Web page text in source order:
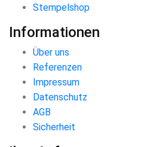
Stempelshop
Informationen
Über uns
Referenzen
Impressum
Datenschutz
AGB
Sicherheit